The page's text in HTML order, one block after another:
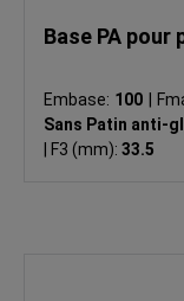
Base PA
Embase: 100
Sans Patin anti-
F3 (mm): 33.5